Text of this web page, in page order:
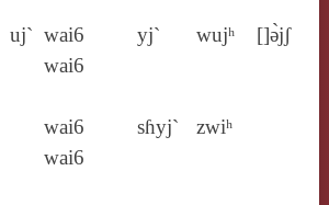
uj` wai6
wai6
yj` wujʰ []ə̀jʃ
wai6
wai6
sɦyj` zwiʰ